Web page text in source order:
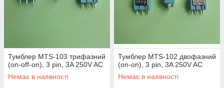
Тумблер MTS-103 трифазний
(on-off-on), 3 pin, 3A 250V AC
Немає в наявності
Тумблер MTS-102 двофазний
(on-on), 3 pin, 3A 250V AC
Немає в наявності